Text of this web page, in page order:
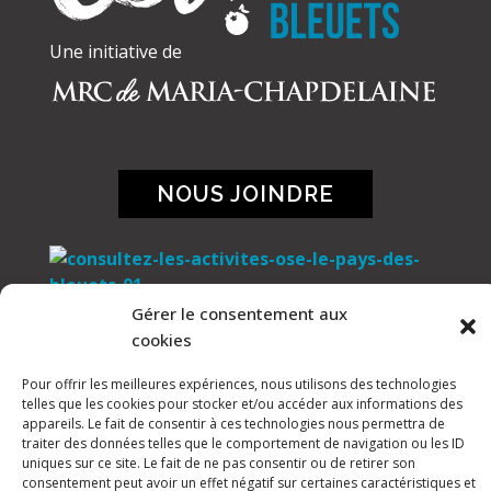
Gérer le consentement aux
cookies
Pour offrir les meilleures expériences, nous utilisons des technologies
telles que les cookies pour stocker et/ou accéder aux informations des
appareils. Le fait de consentir à ces technologies nous permettra de
traiter des données telles que le comportement de navigation ou les ID
uniques sur ce site. Le fait de ne pas consentir ou de retirer son
consentement peut avoir un effet négatif sur certaines caractéristiques et
Une initiative de
NOUS JOINDRE